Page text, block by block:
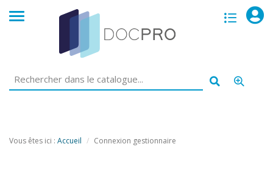
opac
Vous êtes ici : Accueil Connexion gestionnaire